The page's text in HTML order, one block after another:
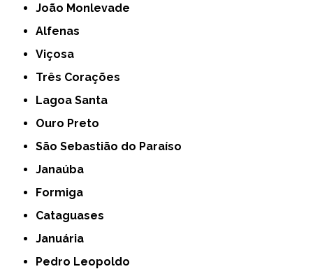
João Monlevade
Alfenas
Viçosa
Três Corações
Lagoa Santa
Ouro Preto
São Sebastião do Paraíso
Janaúba
Formiga
Cataguases
Januária
Pedro Leopoldo